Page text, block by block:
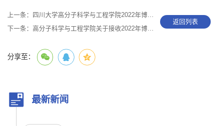
上一条：
四川大学高分子科学与工程学院2022年博士研究生招生调剂成绩公示
下一条： 高分子科学与工程学院关于接收2022年博士研究生调剂的通知
返回列表
分享至：
最新新闻